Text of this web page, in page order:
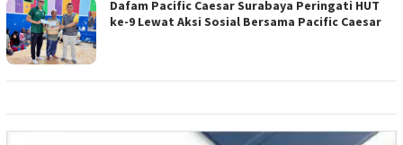
Dafam Pacific Caesar Surabaya Peringati HUT
ke-9 Lewat Aksi Sosial Bersama Pacific Caesar